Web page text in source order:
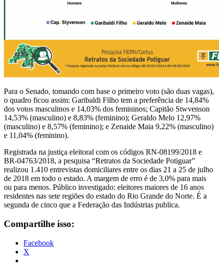
Para o Senado, tomando com base o primeiro voto (são duas vagas),
o quadro ficou assim: Garibaldi Filho tem a preferência de 14,84%
dos votos masculinos e 14,03% dos femininos; Capitão Stwvenson
14,53% (masculino) e 8,83% (feminino); Geraldo Melo 12,97%
(masculino) e 8,57% (feminino); e Zenaide Maia 9,22% (masculino)
e 11,04% (feminino).
Registrada na justiça eleitoral com os códigos RN-08199/2018 e
BR-04763/2018, a pesquisa “Retratos da Sociedade Potiguar”
realizou 1.410 entrevistas domiciliares entre os dias 21 a 25 de julho
de 2018 em todo o estado. A margem de erro é de 3,0% para mais
ou para menos. Público investigado: eleitores maiores de 16 anos
residentes nas sete regiões do estado do Rio Grande do Norte. É a
segunda de cinco que a Federação das Indústrias publica.
Compartilhe isso:
Facebook
X